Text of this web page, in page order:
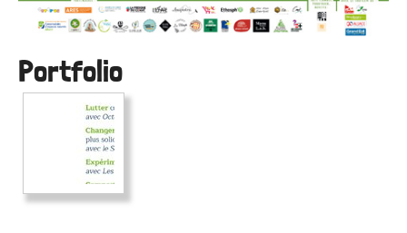
Portfolio